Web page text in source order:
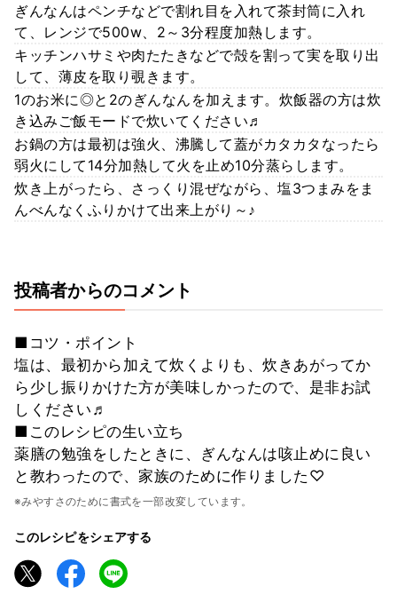
ぎんなんはペンチなどで割れ目を入れて茶封筒に入れ
て、レンジで500w、2～3分程度加熱します。
キッチンハサミや肉たたきなどで殻を割って実を取り出
して、薄皮を取り覗きます。
1のお米に◎と2のぎんなんを加えます。炊飯器の方は炊
き込みご飯モードで炊いてください♬
お鍋の方は最初は強火、沸騰して蓋がカタカタなったら
弱火にして14分加熱して火を止め10分蒸らします。
炊き上がったら、さっくり混ぜながら、塩3つまみをま
んべんなくふりかけて出来上がり～♪
投稿者からのコメント
■コツ・ポイント
塩は、最初から加えて炊くよりも、炊きあがってか
ら少し振りかけた方が美味しかったので、是非お試
しください♬
■このレシピの生い立ち
薬膳の勉強をしたときに、ぎんなんは咳止めに良い
と教わったので、家族のために作りました♡
※みやすさのために書式を一部改変しています。
このレシピをシェアする